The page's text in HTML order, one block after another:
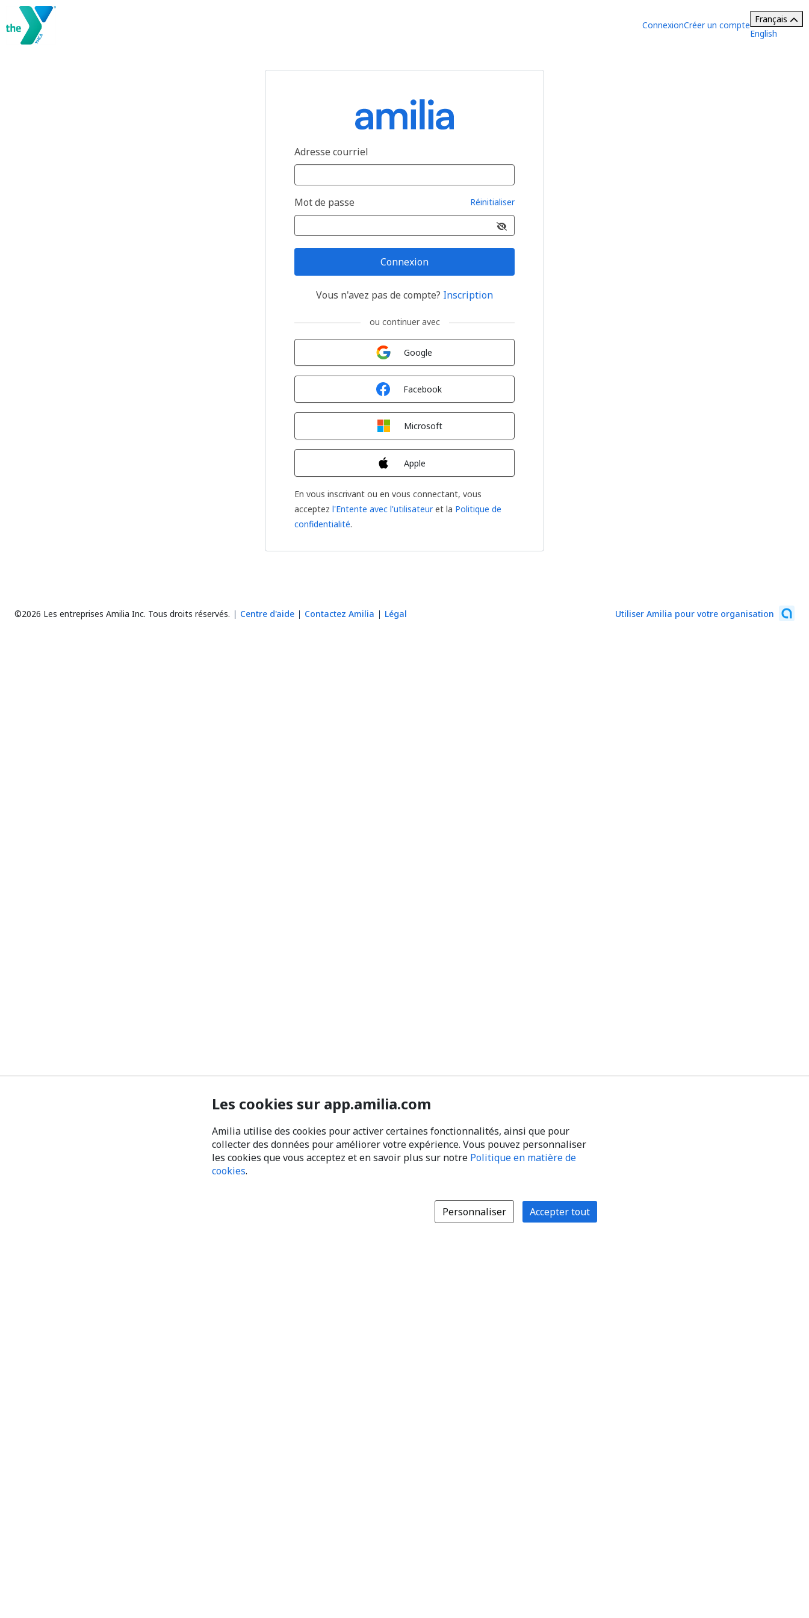
ConnexionCréer un compte
Français
English
Adresse courriel
Mot de passe Réinitialiser
Connexion
Vous n'avez pas de compte? Inscription
ou continuer avec
Google
Facebook
Microsoft
Apple
En vous inscrivant ou en vous connectant, vous
acceptez l'Entente avec l'utilisateuret la Politique de
confidentialité.
©2026 Les entreprises Amilia Inc. Tous droits réservés. Centre d'aide Contactez Amilia Légal Utiliser Amilia pour votre organisation
Les cookies sur app.amilia.com
Amilia utilise des cookies pour activer certaines fonctionnalités, ainsi que pour
collecter des données pour améliorer votre expérience. Vous pouvez personnaliser
les cookies que vous acceptez et en savoir plus sur notre Politique en matière de
cookies.
Personnaliser Accepter tout